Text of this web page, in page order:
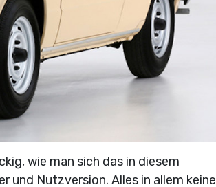
wie man sich das in diesem
und Nutzversion. Alles in allem keine